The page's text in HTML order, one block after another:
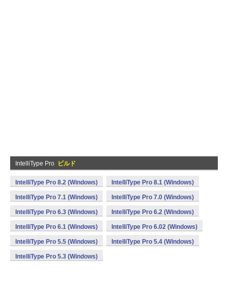
IntelliType Pro ビルド
IntelliType Pro 8.2 (Windows) IntelliType Pro 8.1 (Windows)
IntelliType Pro 7.1 (Windows) IntelliType Pro 7.0 (Windows)
IntelliType Pro 6.3 (Windows) IntelliType Pro 6.2 (Windows)
IntelliType Pro 6.1 (Windows) IntelliType Pro 6.02 (Windows)
IntelliType Pro 5.5 (Windows) IntelliType Pro 5.4 (Windows)
IntelliType Pro 5.3 (Windows)